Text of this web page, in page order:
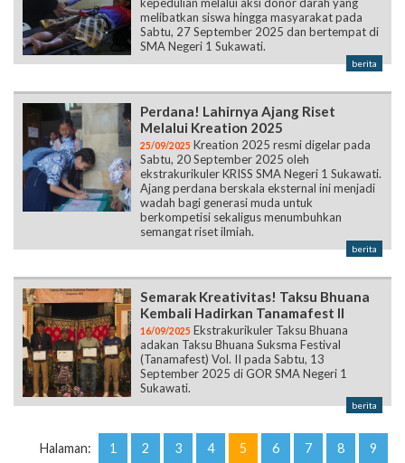
melibatkan siswa hingga masyarakat pada
Sabtu, 27 September 2025 dan bertempat di
SMA Negeri 1 Sukawati.
berita
Perdana! Lahirnya Ajang Riset
Melalui Kreation 2025
25/09/2025 Kreation 2025 resmi digelar pada
Sabtu, 20 September 2025 oleh
ekstrakurikuler KRISS SMA Negeri 1 Sukawati.
Ajang perdana berskala eksternal ini menjadi
wadah bagi generasi muda untuk
berkompetisi sekaligus menumbuhkan
semangat riset ilmiah.
berita
Semarak Kreativitas! Taksu Bhuana
Kembali Hadirkan Tanamafest II
16/09/2025 Ekstrakurikuler Taksu Bhuana
adakan Taksu Bhuana Suksma Festival
(Tanamafest) Vol. II pada Sabtu, 13
September 2025 di GOR SMA Negeri 1
Sukawati.
berita
Halaman: 1 2 3 4 5 6 7 8 9